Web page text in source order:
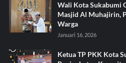
Wali Kota Sukabumi
Masjid Al Muhajirin,
Warga
Januari 16, 2026
Ketua TP PKK Kota